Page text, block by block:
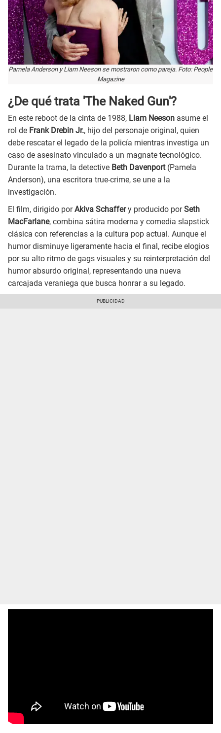
Pamela Anderson y Liam Neeson se mostraron como pareja. Foto: People
Magazine
¿De qué trata 'The Naked Gun'?
En este reboot de la cinta de 1988, Liam Neeson asume el
rol de Frank Drebin Jr., hijo del personaje original, quien
debe rescatar el legado de la policía mientras investiga un
caso de asesinato vinculado a un magnate tecnológico.
Durante la trama, la detective Beth Davenport(Pamela
Anderson), una escritora true-crime, se une a la
investigación.
El film, dirigido porAkiva Schaffery producido porSeth
MacFarlane, combina sátira moderna y comedia slapstick
clásica con referencias a la cultura pop actual. Aunque el
humor disminuye ligeramente hacia el final, recibe elogios
por su alto ritmo de gags visuales y su reinterpretación del
humor absurdo original, representando una nueva
carcajada veraniega que busca honrar a su legado.